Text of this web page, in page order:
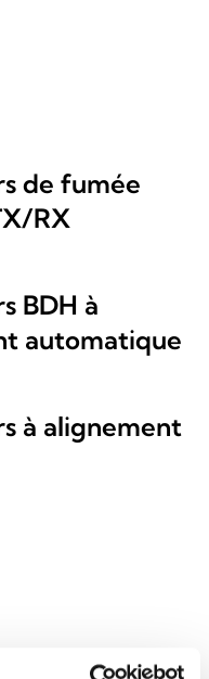
de fumée
RX
BDH à
automatique
à alignement